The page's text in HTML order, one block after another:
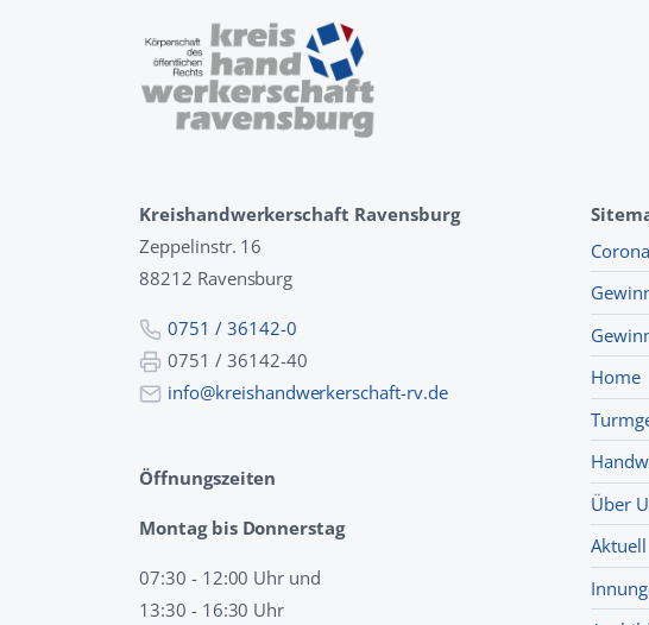
Kreishandwerkerschaft Ravensburg
Zeppelinstr. 16
88212 Ravensburg
0751 / 36142-0
0751 / 36142-40
info@kreishandwerkerschaft-rv.de
Öffnungszeiten
Montag bis Donnerstag
07:30 - 12:00 Uhr und
13:30 - 16:30 Uhr
Home
Über
Aktuell